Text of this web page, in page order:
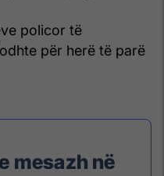
policor të
për herë të parë
mesazh në